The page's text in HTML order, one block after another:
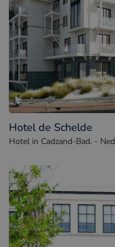
Hotel de Schelde
Hotel in Cadzand-Bad. -